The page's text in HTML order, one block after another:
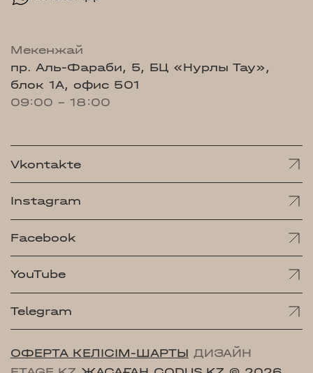
Мекенжай
пр. Аль-Фараби, 5, БЦ «Нурлы Тау»,
блок 1А, офис 501
09:00 - 18:00
Vkontakte
Instagram
Facebook
YouTube
Telegram
ОФЕРТА КЕЛІСІМ-ШАРТЫ ДИЗАЙН